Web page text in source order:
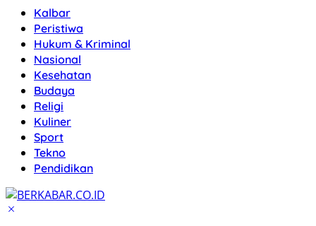
Kalbar
Peristiwa
Hukum & Kriminal
Nasional
Kesehatan
Budaya
Religi
Kuliner
Sport
Tekno
Pendidikan